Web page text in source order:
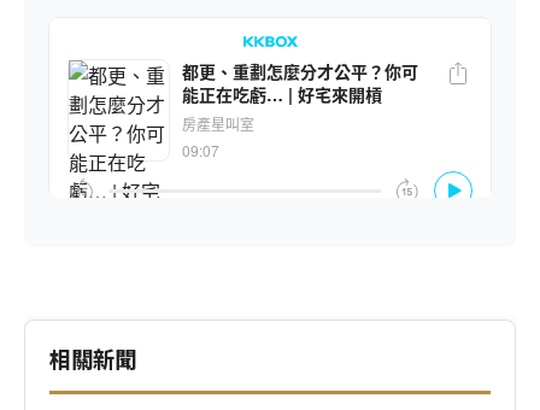
相關新聞